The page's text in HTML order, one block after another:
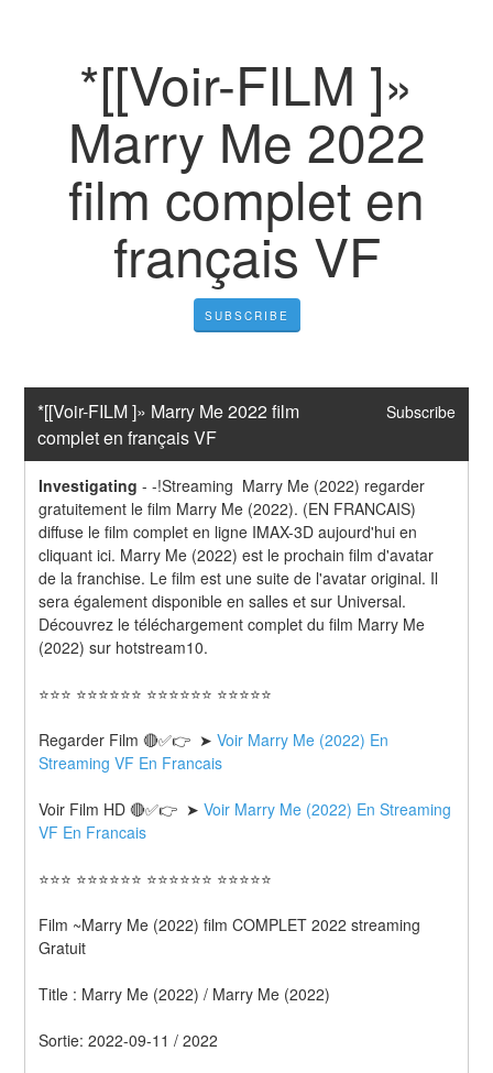
*[[Voir-FILM ]»
Marry Me 2022
film complet en
français VF
SUBSCRIBE
*[[Voir-FILM ]» Marry Me 2022 film
complet en français VF
Subscribe
Investigating --!Streaming  Marry Me (2022) regarder
gratuitement le film Marry Me (2022). (EN FRANCAIS)
diffuse le film complet en ligne IMAX-3D aujourd'hui en
cliquant ici. Marry Me (2022) est le prochain film d'avatar
de la franchise. Le film est une suite de l'avatar original. Il
sera également disponible en salles et sur Universal.
Découvrez le téléchargement complet du film Marry Me
(2022) sur hotstream10.
⭐⭐⭐ ⭐⭐⭐⭐⭐⭐ ⭐⭐⭐⭐⭐⭐ ⭐⭐⭐⭐⭐
Regarder Film 🔴✅👉  ➤ Voir Marry Me (2022) En
Streaming VF En Francais
Voir Film HD 🔴✅👉  ➤ Voir Marry Me (2022) En Streaming
VF En Francais
⭐⭐⭐ ⭐⭐⭐⭐⭐⭐ ⭐⭐⭐⭐⭐⭐ ⭐⭐⭐⭐⭐
Film ~Marry Me (2022) film COMPLET 2022 streaming
Gratuit
Title : Marry Me (2022) / Marry Me (2022)
Sortie: 2022-09-11 / 2022